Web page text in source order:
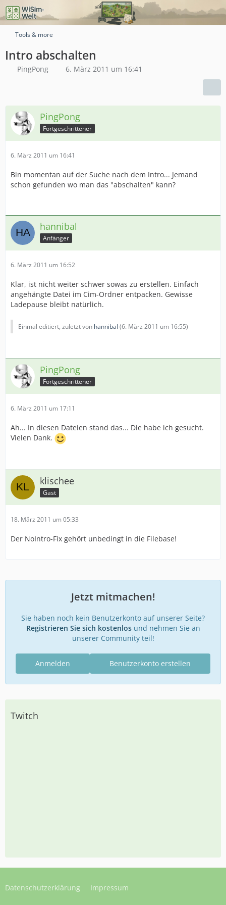
Tools & more
Intro abschalten
PingPong 6. März 2011 um 16:41
PingPong
Fortgeschrittener
6. März 2011 um 16:41
Bin momentan auf der Suche nach dem Intro... Jemand
schon gefunden wo man das "abschalten" kann?
hannibal
Anfänger
6. März 2011 um 16:52
Klar, ist nicht weiter schwer sowas zu erstellen. Einfach
angehängte Datei im Cim-Ordner entpacken. Gewisse
Ladepause bleibt natürlich.
Einmal editiert, zuletzt von hannibal (6. März 2011 um 16:55)
PingPong
Fortgeschrittener
6. März 2011 um 17:11
Ah... In diesen Dateien stand das... Die habe ich gesucht.
Vielen Dank.
klischee
Gast
18. März 2011 um 05:33
Der NoIntro-Fix gehört unbedingt in die Filebase!
Jetzt mitmachen!
Sie haben noch kein Benutzerkonto auf unserer Seite?
Registrieren Sie sich kostenlosund nehmen Sie an
unserer Community teil!
Benutzerkonto erstellen
Anmelden
Twitch
Datenschutzerklärung Impressum